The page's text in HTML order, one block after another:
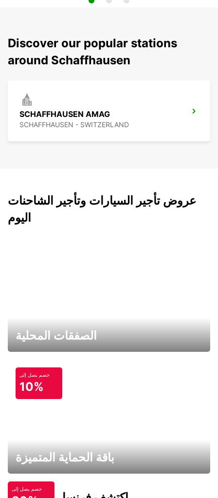
Discover our popular stations
around Schaffhausen
SCHAFFHAUSEN AMAG
SCHAFFHAUSEN - SWITZERLAND
عروض تأجير السيارات وتأجير الشاحنات
اليوم
الصفقات المحلية
خصم يصل إلى
10%
باقة الحماية المتميزة
خصم يصل إلى